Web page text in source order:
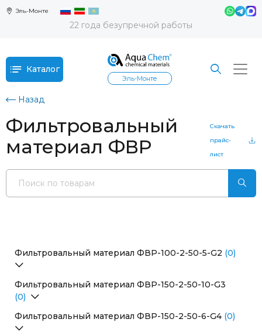
Эль-Монте
22 года безупречной работы
Каталог
Эль-Монте
Назад
Фильтровальный
материал ФВР
Скачать
прайс-
лист
Фильтровальный материал ФВР-100-2-50-5-G2 (0)
Фильтровальный материал ФВР-150-2-50-10-G3
(0)
Фильтровальный материал ФВР-150-2-50-6-G4 (0)